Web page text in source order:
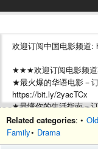
欢迎订阅中国电影频道
★★★欢迎订阅电影频
★最火爆的华语电影－
https://bit.ly/2yacTCx
★最懂你的生活指南－
道:http://bit.ly/3b6512P
★最精彩的系列电影－
https://bit.ly/2LnU41R
Related categories: •
Family• Drama